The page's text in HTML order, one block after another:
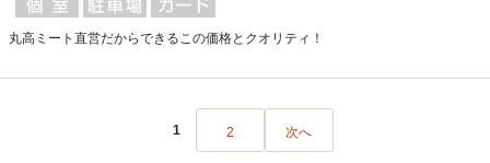
丸高ミート直営だからできるこの価格とクオリティ！
1 2 次へ